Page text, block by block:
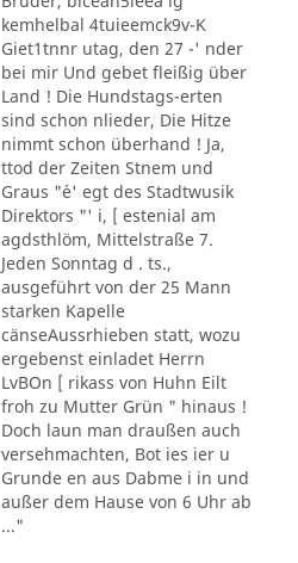
kemhelbal 4tuieemck9v-K
Giet1tnnr utag, den 27 -' nder
bei mir Und gebet fleißig über
Land ! Die Hundstags-erten
sind schon nlieder, Die Hitze
nimmt schon überhand ! Ja,
ttod der Zeiten Stnem und
Graus "´e' egt des Stadtwusik
Direktors "' i, [ estenial am
agdsthlöm, Mittelstraße 7.
Jeden Sonntag d . ts.,
ausgeführt von der 25 Mann
starken Kapelle
cänseAussrhieben statt, wozu
ergebenst einladet Herrn
LvBOn [ rikass von Huhn Eilt
froh zu Mutter Grün " hinaus !
Doch laun man draußen auch
versehmachten, Bot ies ier u
Grunde en aus Dabme i in und
außer dem Hause von 6 Uhr ab
..."